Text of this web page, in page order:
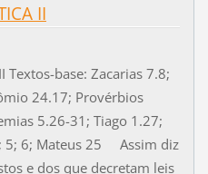
II
Textos-base: Zacarias 7.8;
24.17; Provérbios
5.26-31; Tiago 1.27;
5; 6; Mateus 25 Assim diz
e dos que decretam leis